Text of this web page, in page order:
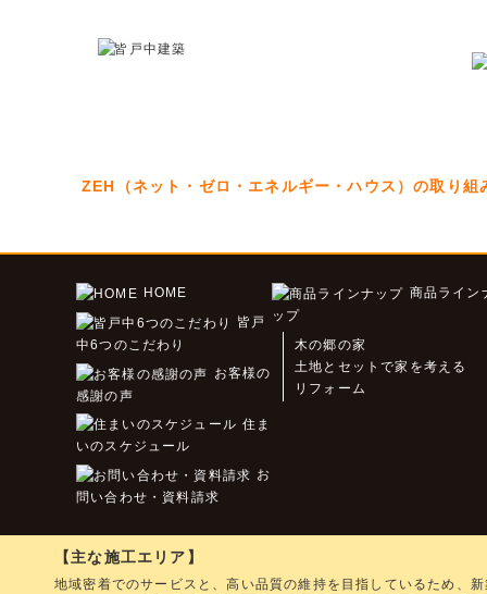
ZEH（ネット・ゼロ・エネルギー・ハウス）の取り組
HOME
皆戸
中6つのこだわり
お客様の
感謝の声
住ま
いのスケジュール
お
問い合わせ・資料請求
商品ライン
ップ
木の郷の家
土地とセットで家を考える
リフォーム
【主な施工エリア】
地域密着でのサービスと、高い品質の維持を目指しているため、